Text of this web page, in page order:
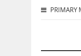
PRIMARY